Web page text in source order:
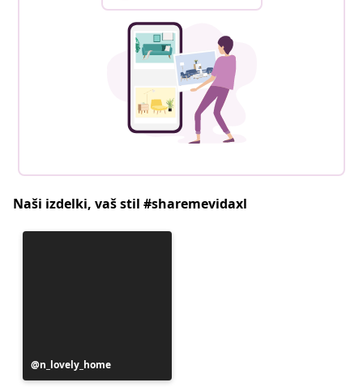
Naši izdelki, vaš stil #sharemevidaxl
Objavo
je
n_lovely_home